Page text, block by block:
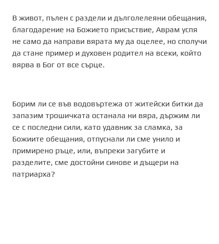
В живот, пълен с раздели и дълголелеяни обещания,
благодарение на Божието присъствие, Аврам успя
не само да направи вярата му да оцелее, но сполучи
да стане пример и духовен родител на всеки, който
вярва в Бог от все сърце.
Борим ли се във водовъртежа от житейски битки да
запазим трошичката останала ни вяра, държим ли
се с последни сили, като удавник за сламка, за
Божиите обещания, отпуснали ли сме унило и
примирено ръце, или, въпреки загубите и
разделите, сме достойни синове и дъщери на
патриарха?